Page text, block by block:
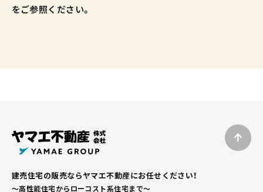
をご参照ください。
建売住宅の販売ならヤマエ不動産にお任せください！
～高性能住宅からローコスト系住宅まで～